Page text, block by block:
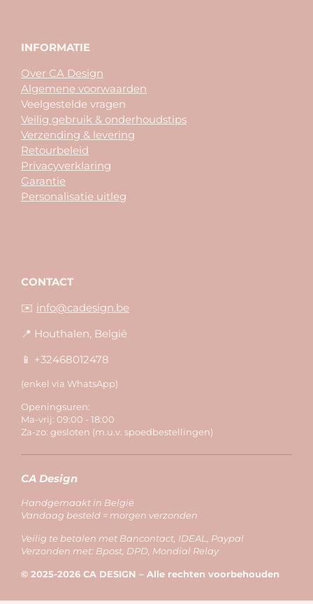
INFORMATIE
Over CA Design
Algemene voorwaarden
Veelgestelde vragen
Veilig gebruik & onderhoudstips
Verzending & levering
Retourbeleid
Privacyverklaring
Garantie
Personalisatie uitleg
CONTACT
✉️ info@cadesign.be
📍 Houthalen, België
📱 +32468012478
(enkel via WhatsApp)
Openingsuren:
Ma-vrij: 09:00 - 18:00
Za-zo: gesloten (m.u.v. spoedbestellingen)
CA Design
Handgemaakt in België
Vandaag besteld = morgen verzonden
Veilig te betalen met Bancontact, IDEAL, Paypal
Verzonden met: Bpost, DPD, Mondial Relay
© 2025-2026 CA DESIGN – Alle rechten voorbehouden